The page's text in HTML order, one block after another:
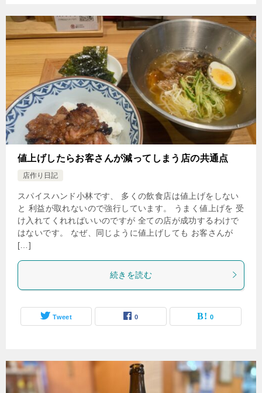
値上げしたらお客さんが減ってしまう店の共通点
店作り日記
スパイスハンド小林です、 多くの飲食店は値上げをしない
と 利益が取れないので強行しています。 うまく値上げを 受
け入れてくれればいいのですが 全ての店が成功するわけで
はないです。 なぜ、同じように値上げしても お客さんが
[…]
続きを読む
Tweet 0 0